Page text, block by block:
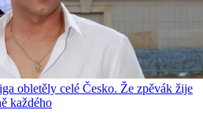
obletěly celé Česko. Že zpěvák žije
každého